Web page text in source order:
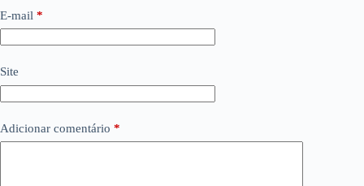
E-mail *
Site
Adicionar comentário *